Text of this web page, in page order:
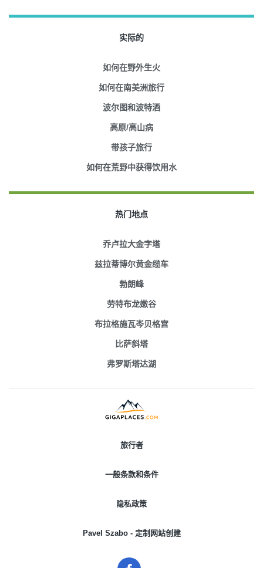
实际的
如何在野外生火
如何在南美洲旅行
波尔图和波特酒
高原/高山病
带孩子旅行
如何在荒野中获得饮用水
热门地点
乔卢拉大金字塔
兹拉蒂博尔黄金缆车
勃朗峰
劳特布龙嫩谷
布拉格施瓦岑贝格宫
比萨斜塔
弗罗斯塔达湖
旅行者
一般条款和条件
隐私政策
Pavel Szabo - 定制网站创建